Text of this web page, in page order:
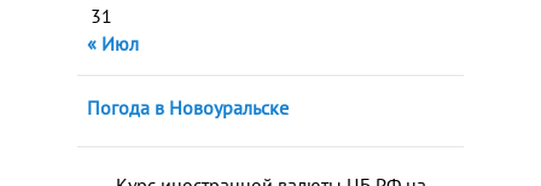
31
« Июл
Погода в Новоуральске